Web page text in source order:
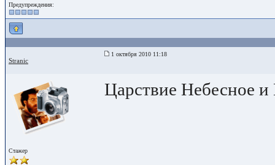
Предупреждения:
Stranic
1 октября 2010 11:18
Стажер
Царствие Небесное